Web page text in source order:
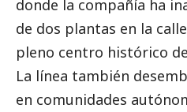
donde la compañía ha
de dos plantas en la
pleno centro histórico
La línea también
en comunidades